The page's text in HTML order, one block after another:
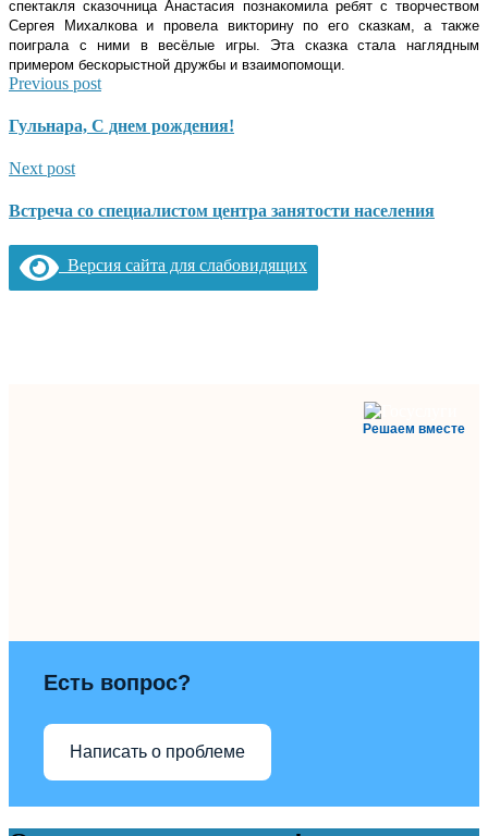
спектакля сказочница Анастасия познакомила ребят с творчеством
Сергея Михалкова и провела викторину по его сказкам, а также
поиграла с ними в весёлые игры. Эта сказка стала наглядным
примером бескорыстной дружбы и взаимопомощи.
Previous post
Гульнара, С днем рождения!
Next post
Встреча со специалистом центра занятости населения
Версия сайта для слабовидящих
Решаем вместе
Есть вопрос?
Написать о проблеме